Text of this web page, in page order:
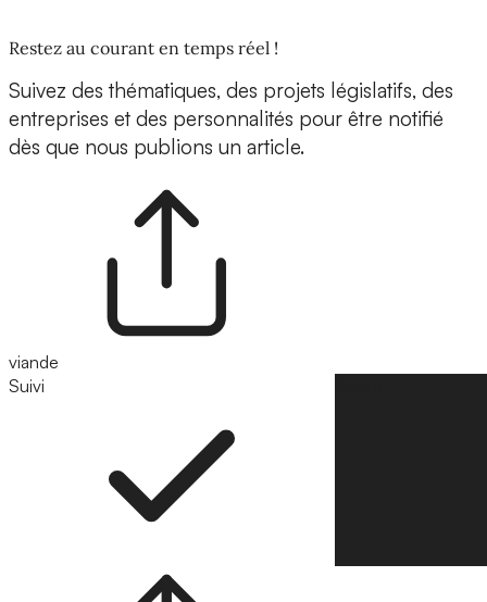
Restez au courant en temps réel !
Suivez des thématiques, des projets législatifs, des
entreprises et des personnalités pour être notifié
dès que nous publions un article.
viande
Suivi